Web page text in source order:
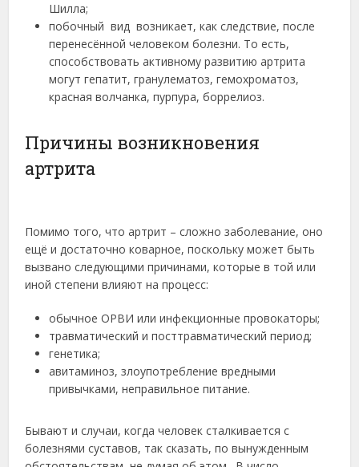
Шилла;
побочный вид возникает, как следствие, после
перенесённой человеком болезни. То есть,
способствовать активному развитию артрита
могут гепатит, гранулематоз, гемохроматоз,
красная волчанка, пурпура, боррелиоз.
Причины возникновения
артрита
Помимо того, что артрит – сложно заболевание, оно
ещё и достаточно коварное, поскольку может быть
вызвано следующими причинами, которые в той или
иной степени влияют на процесс:
обычное ОРВИ или инфекционные провокаторы;
травматический и посттравматический период;
генетика;
авитаминоз, злоупотребление вредными
привычками, неправильное питание.
Бывают и случаи, когда человек сталкивается с
болезнями суставов, так сказать, по вынужденным